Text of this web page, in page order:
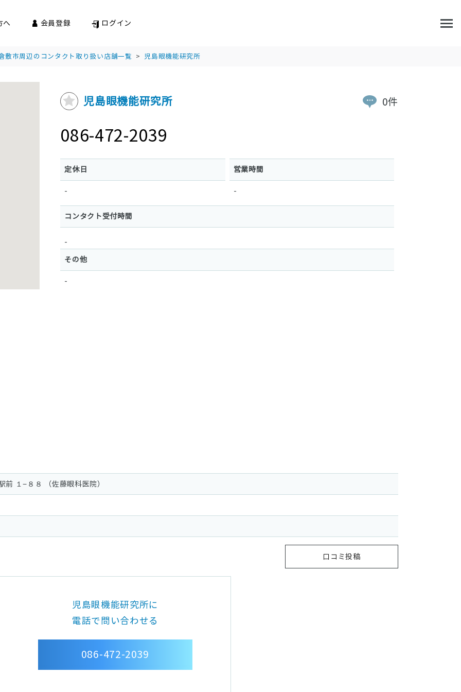
へ 会員登録 ログイン
敷市周辺のコンタクト取り扱い店舗一覧 > 児島眼機能研究所
児島眼機能研究所 0件
086-472-2039
定休日
-
営業時間
-
コンタクト受付時間
-
その他
-
前 １−８８ （佐藤眼科医院）
口コミ投稿
児島眼機能研究所に
電話で問い合わせる
086-472-2039